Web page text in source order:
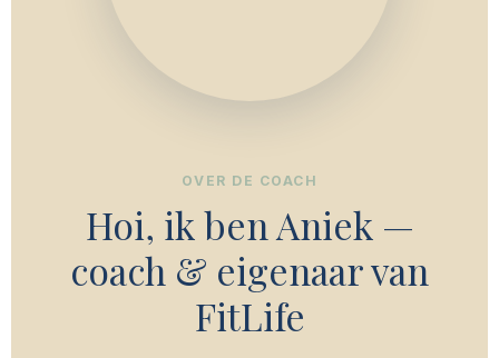
OVER DE COACH
Hoi, ik ben Aniek —
coach & eigenaar van
FitLife